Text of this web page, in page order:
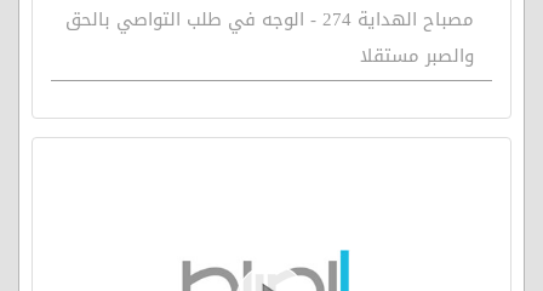
مصباح الهداية 274 - الوجه في طلب التواصي بالحق
والصبر مستقلا